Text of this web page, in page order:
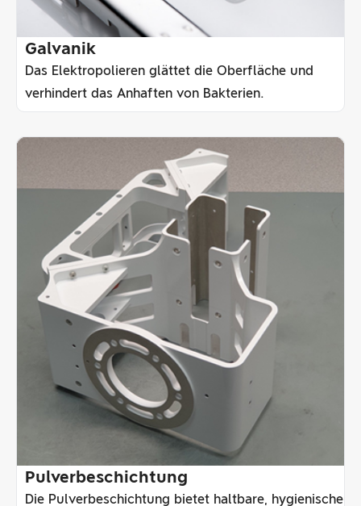
Galvanik
Das Elektropolieren glättet die Oberfläche und
verhindert das Anhaften von Bakterien.
Pulverbeschichtung
Die Pulverbeschichtung bietet haltbare, hygienische